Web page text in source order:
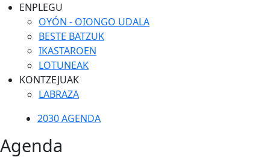
ENPLEGU
OYÓN - OIONGO UDALA
BESTE BATZUK
IKASTAROEN
LOTUNEAK
KONTZEJUAK
LABRAZA
2030 AGENDA
Agenda